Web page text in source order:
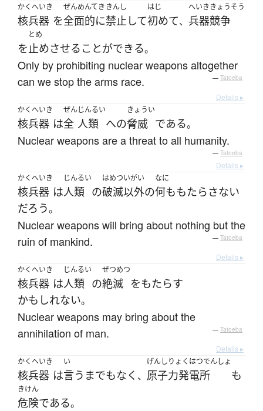
かくへいき
核兵器 を
ぜんめんてき
全面的に
きんし
禁止 して
はじ
初めて、
へいき
兵器
きょうそう
競争
を
とめ
止めさせる ことができる。
Only by prohibiting nuclear weapons altogether
can we stop the arms race.
— Tatoeba
Details ▸
かくへいき
核兵器 は
ぜん
全
じんるい
人類 への
きょうい
脅威 である。
Nuclear weapons are a threat to all humanity.
— Tatoeba
Details ▸
かくへいき
核兵器 は
じんるい
人類 の
はめつ
破滅
いがい
以外の
なに
何ももたらさない
だろう。
Nuclear weapons will bring about nothing but the
ruin of mankind.
— Tatoeba
Details ▸
かくへいき
核兵器 は
じんるい
人類 の
ぜつめつ
絶滅 をもたらす
かもしれない。
Nuclear weapons may bring about the
annihilation of man.
— Tatoeba
Details ▸
かくへいき
核兵器 は
い
言うまでもなく 、
げんしりょくはつでんしょ
原子力発電所 も
きけん
危険である。